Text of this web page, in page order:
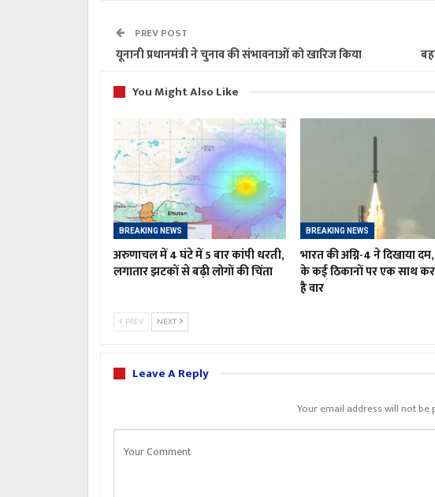
PREV POST
यूनानी प्रधानमंत्री ने चुनाव की संभावनाओं को खारिज किया
You Might Also Like
BREAKING NEWS
अरुणाचल में 4 घंटे में 5 बार कांपी धरती,
लगातार झटकों से बढ़ी लोगों की चिंता
BREAKING NEWS
भारत की अग्नि-4 ने दिखाया
के कई ठिकानों पर एक साथ
है वार
PREV NEXT
Leave A Reply
Your email address will not be